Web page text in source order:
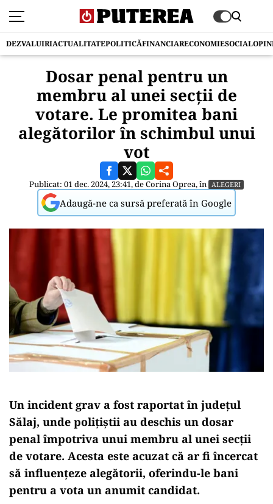
DEZVALUIRIACTUALITATEPOLITICĂFINANCIARECONOMIESOCIAL
Dosar penal pentru un
membru al unei secții de
votare. Le promitea bani
alegătorilor în schimbul unui
vot
Publicat: 01 dec. 2024, 23:41, deCorina Oprea, în ALEGERI
Adaugă-ne ca sursă preferată în Google
Un incident grav a fost raportat în județul
Sălaj, unde polițiștii au deschis un dosar
penal împotriva unui membru al unei secții
de votare. Acesta este acuzat că ar fi încercat
să influențeze alegătorii, oferindu-le bani
pentru a vota un anumit candidat.